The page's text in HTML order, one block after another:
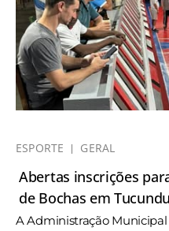
ESPORTE GERAL
Abertas inscrições
de Bochas em
A Administração